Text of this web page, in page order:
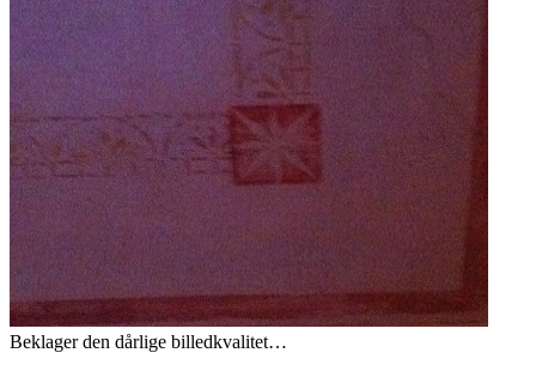
Beklager den dårlige billedkvalitet…